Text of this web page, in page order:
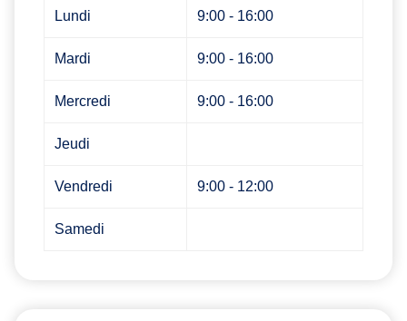
Lundi 9:00 - 16:00
Mardi 9:00 - 16:00
Mercredi 9:00 - 16:00
Jeudi
Vendredi 9:00 - 12:00
Samedi